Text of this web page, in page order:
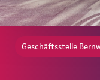
Geschäftsstelle